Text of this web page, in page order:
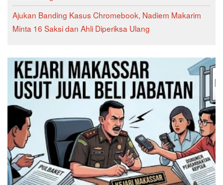
Ajukan Banding Kasus Chromebook, Nadiem Makarim
Minta 16 Saksi dan Ahli Diperiksa Ulang